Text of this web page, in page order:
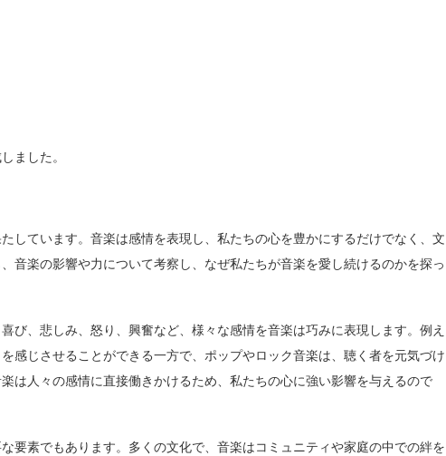
ました。
しています。音楽は感情を表現し、私たちの心を豊かにするだけでなく、文
音楽の影響や力について考察し、なぜ私たちが音楽を愛し続けるのかを探っ
び、悲しみ、怒り、興奮など、様々な感情を音楽は巧みに表現します。例え
感じさせることができる一方で、ポップやロック音楽は、聴く者を元気づけ
は人々の感情に直接働きかけるため、私たちの心に強い影響を与えるので
要素でもあります。多くの文化で、音楽はコミュニティや家庭の中での絆を